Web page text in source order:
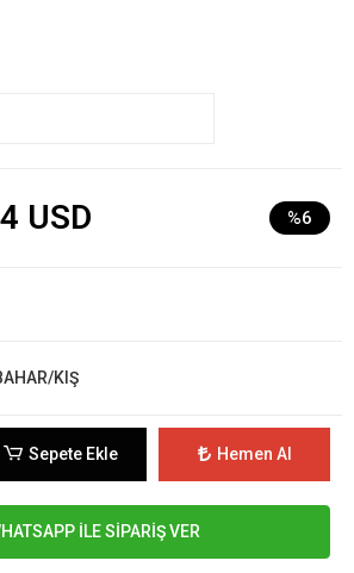
USD %6
KIŞ
Sepete Ekle Hemen Al
İLE SİPARİŞ VER